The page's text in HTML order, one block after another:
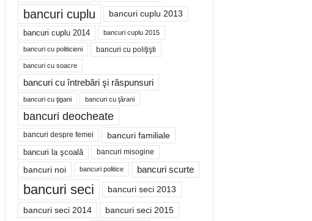
bancuri cuplu bancuri cuplu 2013
bancuri cuplu 2014 bancuri cuplu 2015
bancuri cu politicieni bancuri cu poliţişti
bancuri cu soacre
bancuri cu întrebări şi răspunsuri
bancuri cu ţigani bancuri cu ţărani
bancuri deocheate
bancuri despre femei bancuri familiale
bancuri la şcoală bancuri misogine
bancuri noi bancuri politice bancuri scurte
bancuri seci bancuri seci 2013
bancuri seci 2014 bancuri seci 2015